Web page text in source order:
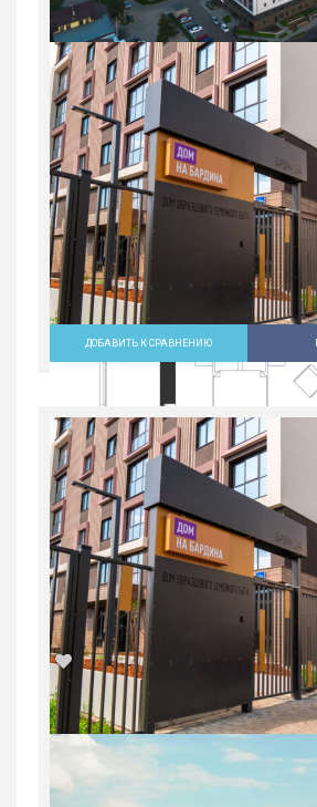
2-комн. квартира в Юго-
ДОБАВИТЬ К СРАВНЕНИЮ